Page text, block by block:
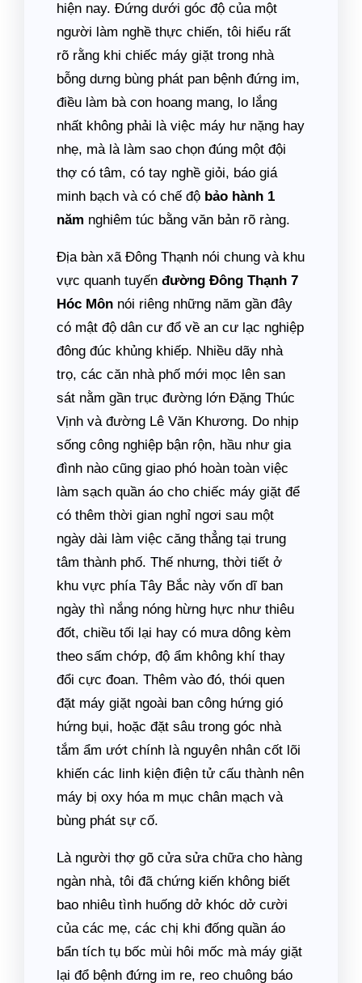
hiện nay. Đứng dưới góc độ của một
người làm nghề thực chiến, tôi hiểu rất
rõ rằng khi chiếc máy giặt trong nhà
bỗng dưng bùng phát pan bệnh đứng im,
điều làm bà con hoang mang, lo lắng
nhất không phải là việc máy hư nặng hay
nhẹ, mà là làm sao chọn đúng một đội
thợ có tâm, có tay nghề giỏi, báo giá
minh bạch và có chế độ bảo hành 1
năm nghiêm túc bằng văn bản rõ ràng.
Địa bàn xã Đông Thạnh nói chung và khu
vực quanh tuyến đường Đông Thạnh 7
Hóc Môn nói riêng những năm gần đây
có mật độ dân cư đổ về an cư lạc nghiệp
đông đúc khủng khiếp. Nhiều dãy nhà
trọ, các căn nhà phố mới mọc lên san
sát nằm gần trục đường lớn Đặng Thúc
Vịnh và đường Lê Văn Khương. Do nhịp
sống công nghiệp bận rộn, hầu như gia
đình nào cũng giao phó hoàn toàn việc
làm sạch quần áo cho chiếc máy giặt để
có thêm thời gian nghỉ ngơi sau một
ngày dài làm việc căng thẳng tại trung
tâm thành phố. Thế nhưng, thời tiết ở
khu vực phía Tây Bắc này vốn dĩ ban
ngày thì nắng nóng hừng hực như thiêu
đốt, chiều tối lại hay có mưa dông kèm
theo sấm chớp, độ ẩm không khí thay
đổi cực đoan. Thêm vào đó, thói quen
đặt máy giặt ngoài ban công hứng gió
hứng bụi, hoặc đặt sâu trong góc nhà
tắm ẩm ướt chính là nguyên nhân cốt lõi
khiến các linh kiện điện tử cấu thành nên
máy bị oxy hóa m mục chân mạch và
bùng phát sự cố.
Là người thợ gõ cửa sửa chữa cho hàng
ngàn nhà, tôi đã chứng kiến không biết
bao nhiêu tình huống dở khóc dở cười
của các mẹ, các chị khi đống quần áo
bẩn tích tụ bốc mùi hôi mốc mà máy giặt
lại đổ bệnh đứng im re, reo chuông báo